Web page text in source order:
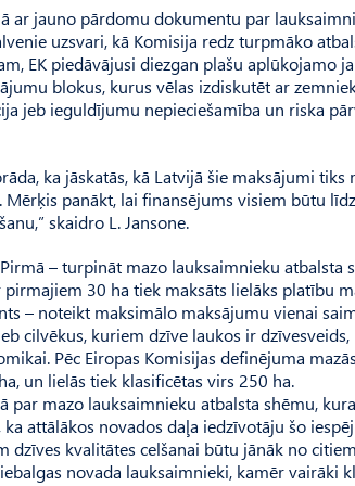
ar jauno pārdomu dokumentu par
uzsvari, kā Komisija redz turpmāko
EK piedāvājusi diezgan plašu aplūkojamo
blokus, kurus vēlas izdiskutēt ar
jeb ieguldījumu nepieciešamība un riska
ka jāskatās, kā Latvijā šie maksājumi tiks
panākt, lai finansējums visiem būtu
skaidro L. Jansone.
– turpināt mazo lauksaimnieku atbalsta
30 ha tiek maksāts lielāks platību
– noteikt maksimālo maksājumu vienai
cilvēkus, kuriem dzīve laukos ir dzīvesveids,
Pēc Eiropas Komisijas definējuma
un lielās tiek klasificētas virs 250 ha.
mazo lauksaimnieku atbalsta shēmu,
attālākos novados daļa iedzīvotāju šo
dzīves kvalitātes celšanai būtu jānāk no
novada lauksaimnieki, kamēr vairāki